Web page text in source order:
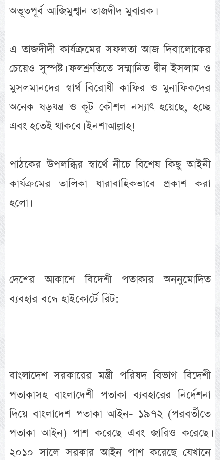
অভূতপূর্ব আজিমুশ্বান তাজদীদ মুবারক।
এ তাজদীদী কার্যক্রমের সফলতা আজ দিবালোকের
চেয়েও সুস্পষ্ট। ফলশ্রুতিতে সম্মানিত দ্বীন ইসলাম ও
মুসলমানদের স্বার্থ বিরোধী কাফির ও মুনাফিকদের
অনেক ষড়যন্ত্র ও কূট কৌশল নস্যাৎ হয়েছে, হচ্ছে
এবং হতেই থাকবে। ইনশাআল্লাহ!
পাঠকের উপলব্ধির স্বার্থে নীচে বিশেষ কিছু আইনী
কার্যক্রমের তালিকা ধারাবাহিকভাবে প্রকাশ করা
হলো।
দেশের আকাশে বিদেশী পতাকার অননুমোদিত
ব্যবহার বন্ধে হাইকোর্টে রিট:
বাংলাদেশ সরকারের মন্ত্রী পরিষদ বিভাগ বিদেশী
পতাকাসহ বাংলাদেশী পতাকা ব্যবহারের নির্দেশনা
দিয়ে বাংলাদেশ পতাকা আইন- ১৯৭২ (পরবর্তীতে
পতাকা আইন) পাশ করেছে এবং জারিও করেছে।
২০১০ সালে সরকার আইন পাশ করেছে যেখানে